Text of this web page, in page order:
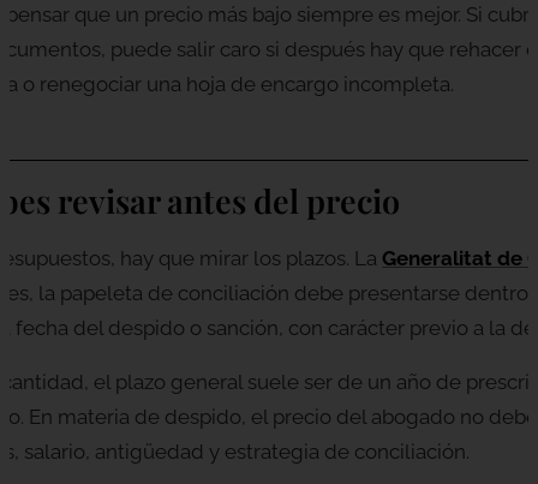
que un precio más bajo siempre es mejor. Si
puede salir caro si después hay que rehacer
o renegociar una hoja de encargo incompleta.
revisar antes del precio
hay que mirar los plazos. La Generalitat de
la papeleta de conciliación debe presentarse
fecha del despido o sanción, con carácter previo a la
el plazo general suele ser de un año de
En materia de despido, el precio del abogado no
salario, antigüedad y estrategia de conciliación.